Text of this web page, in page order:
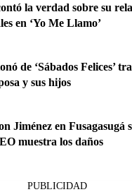
la verdad sobre su
en ‘Yo Me Llamo’
de ‘Sábados Felices’
y sus hijos
Jiménez en Fusagasugá
muestra los daños
PUBLICIDAD